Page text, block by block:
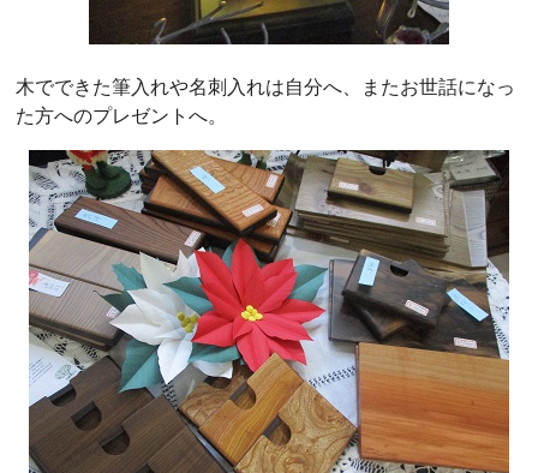
木でできた筆入れや名刺入れは自分へ、またお世話になっ
た方へのプレゼントへ。